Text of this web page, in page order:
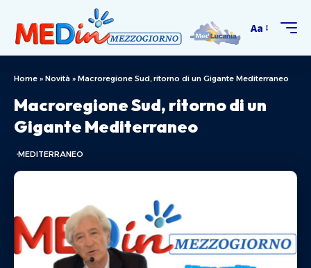
Aa
Home » Novità » Macroregione Sud, ritorno di un Gigante Mediterraneo
Macroregione Sud, ritorno di un
Gigante Mediterraneo
MEDITERRANEO